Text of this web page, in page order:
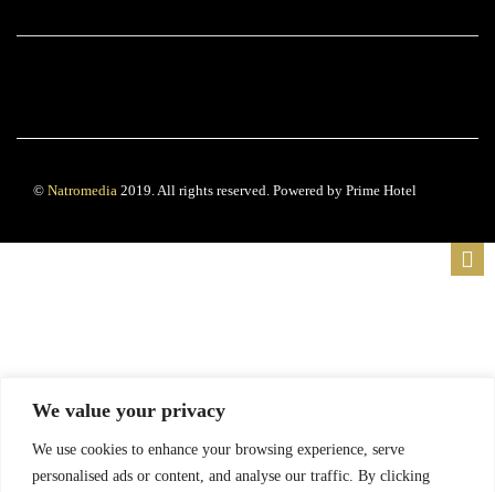
We value your privacy
We use cookies to enhance your browsing experience, serve
personalised ads or content, and analyse our traffic. By clicking
© Natromedia 2019. All rights reserved. Powered by Prime Hotel